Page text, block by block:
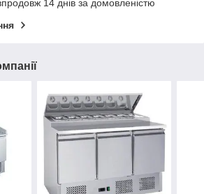
14 днів за домовленістю